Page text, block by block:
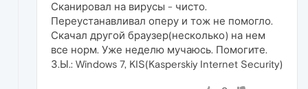
Сканировал на вирусы - чисто.
Переустанавливал оперу и тож не помогло.
Скачал другой браузер(несколько) на нем
все норм. Уже неделю мучаюсь. Помогите.
З.Ы.: Windows 7, KIS(Kasperskiy Internet Security)